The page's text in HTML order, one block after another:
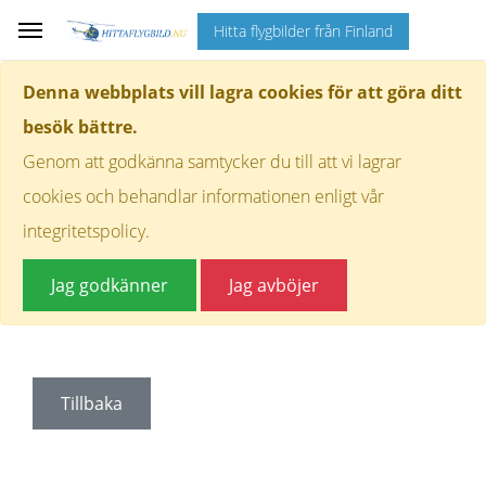
Denna webbplats vill lagra cookies för att göra ditt
besök bättre.
Genom att godkänna samtycker du till att vi lagrar
cookies och behandlar informationen enligt vår
integritetspolicy.
Jag godkänner Jag avböjer
Hitta flygbilder från Finland
Tillbaka